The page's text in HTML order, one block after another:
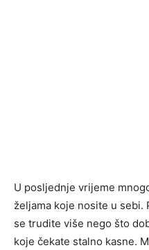
U posljednje vrijeme
željama koje nosite u sebi.
se trudite više nego što
koje čekate stalno kasne.